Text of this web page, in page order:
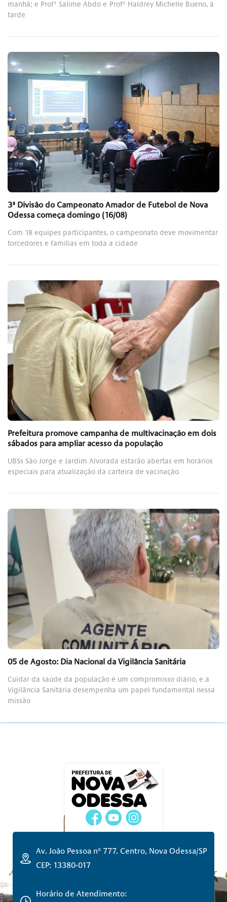
manhã; e Profª Salime Abdo e Profª Haldrey Michelle Bueno, à
tarde
3ª Divisão do Campeonato Amador de Futebol de Nova
Odessa começa domingo (16/08)
Com 18 equipes participantes, o campeonato deve movimentar
torcedores e famílias em toda a cidade
Prefeitura promove campanha de multivacinação em dois
sábados para ampliar acesso da população
UBSs São Jorge e Jardim Alvorada estarão abertas em horários
especiais para atualização da carteira de vacinação
05 de Agosto: Dia Nacional da Vigilância Sanitária
Cuidar da saúde da população é um compromisso diário, e a
Vigilância Sanitária desempenha um papel fundamental nessa
missão
Av. João Pessoa nº 777. Centro, Nova Odessa/SP
CEP: 13380-017
Horário de Atendimento: